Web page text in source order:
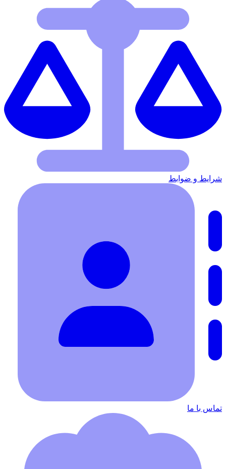
شرایط‌ و ضوابط
تماس با ما